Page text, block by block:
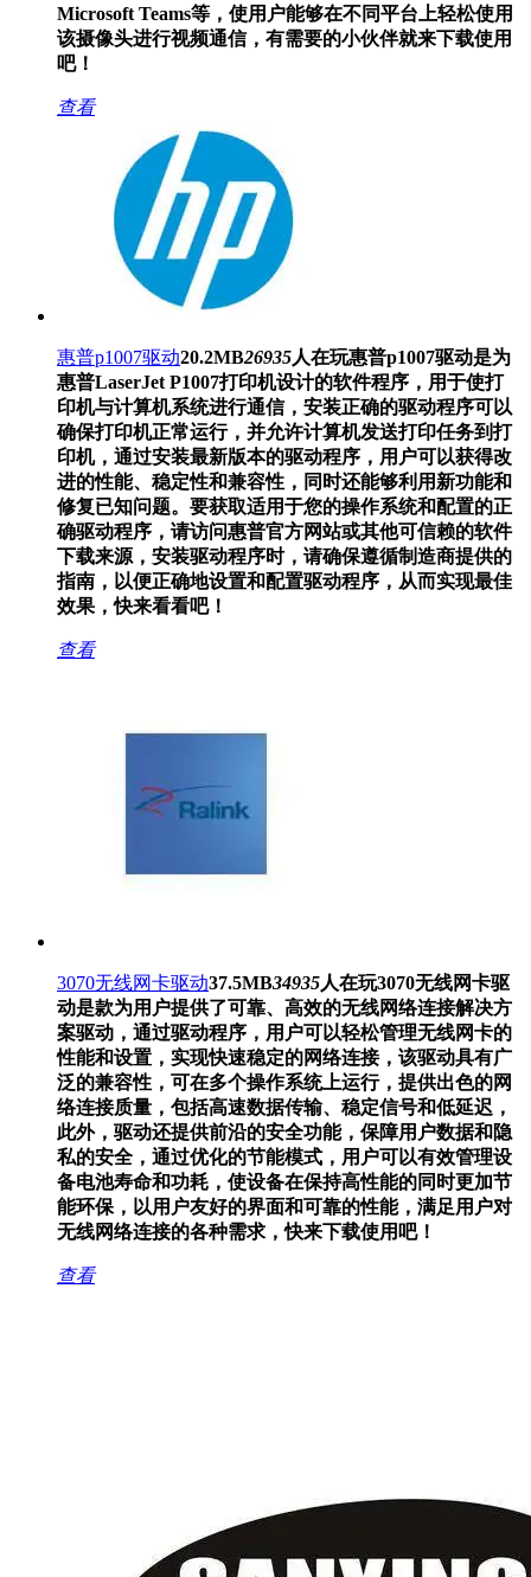
Microsoft Teams等，使用户能够在不同平台上轻松使用
该摄像头进行视频通信，有需要的小伙伴就来下载使用
吧！
查看
惠普p1007驱动20.2MB26935人在玩惠普p1007驱动是为
惠普LaserJet P1007打印机设计的软件程序，用于使打
印机与计算机系统进行通信，安装正确的驱动程序可以
确保打印机正常运行，并允许计算机发送打印任务到打
印机，通过安装最新版本的驱动程序，用户可以获得改
进的性能、稳定性和兼容性，同时还能够利用新功能和
修复已知问题。要获取适用于您的操作系统和配置的正
确驱动程序，请访问惠普官方网站或其他可信赖的软件
下载来源，安装驱动程序时，请确保遵循制造商提供的
指南，以便正确地设置和配置驱动程序，从而实现最佳
效果，快来看看吧！
查看
3070无线网卡驱动37.5MB34935人在玩3070无线网卡驱
动是款为用户提供了可靠、高效的无线网络连接解决方
案驱动，通过驱动程序，用户可以轻松管理无线网卡的
性能和设置，实现快速稳定的网络连接，该驱动具有广
泛的兼容性，可在多个操作系统上运行，提供出色的网
络连接质量，包括高速数据传输、稳定信号和低延迟，
此外，驱动还提供前沿的安全功能，保障用户数据和隐
私的安全，通过优化的节能模式，用户可以有效管理设
备电池寿命和功耗，使设备在保持高性能的同时更加节
能环保，以用户友好的界面和可靠的性能，满足用户对
无线网络连接的各种需求，快来下载使用吧！
查看